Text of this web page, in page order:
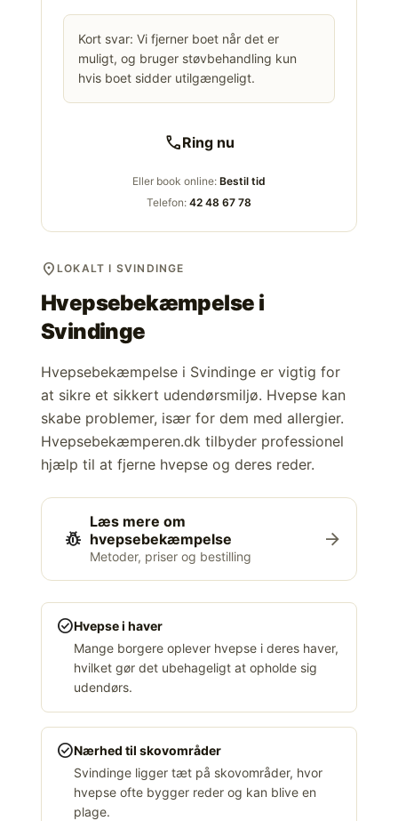
Kort svar: Vi fjerner boet når det er
muligt, og bruger støvbehandling kun
hvis boet sidder utilgængeligt.
callRing nu
Eller book online: Bestil tid
Telefon: 42 48 67 78
location_on LOKALT I SVINDINGE
Hvepsebekæmpelse i
Svindinge
Hvepsebekæmpelse i Svindinge er vigtig for
at sikre et sikkert udendørsmiljø. Hvepse kan
skabe problemer, især for dem med allergier.
Hvepsebekæmperen.dk tilbyder professionel
hjælp til at fjerne hvepse og deres reder.
pest_control
Læs mere om
hvepsebekæmpelse
Metoder, priser og bestilling
arrow_forward
check_circleHvepse i haver
Mange borgere oplever hvepse i deres haver,
hvilket gør det ubehageligt at opholde sig
udendørs.
check_circleNærhed til skovområder
Svindinge ligger tæt på skovområder, hvor
hvepse ofte bygger reder og kan blive en
plage.